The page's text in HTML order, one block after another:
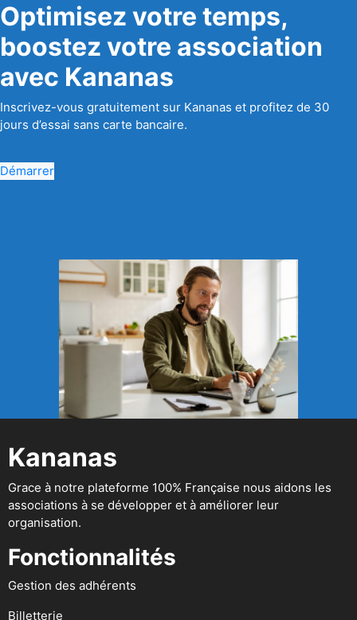
Optimisez votre temps,
boostez votre association
avec Kananas
Inscrivez-vous gratuitement sur Kananas et profitez de 30
jours d’essai sans carte bancaire.
Démarrer
Kananas
Grace à notre plateforme 100% Française nous aidons les
associations à se développer et à améliorer leur
organisation.
Fonctionnalités
Gestion des adhérents
Billetterie